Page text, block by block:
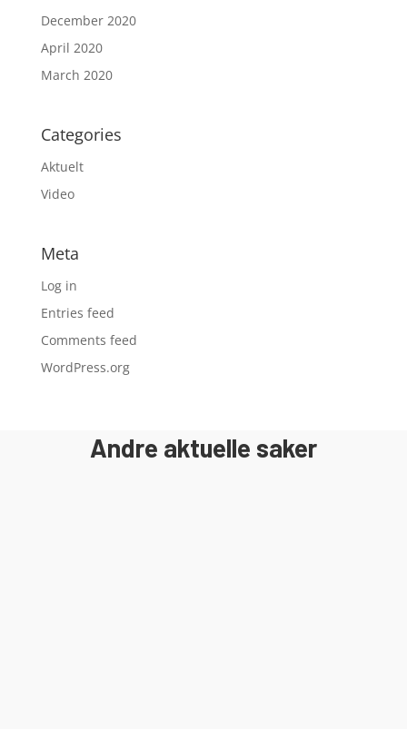
December 2020
April 2020
March 2020
Categories
Aktuelt
Video
Meta
Log in
Entries feed
Comments feed
WordPress.org
Andre aktuelle saker